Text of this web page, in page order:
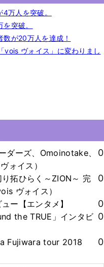
人を突破。
突破。
が20万人を達成！
ヴォイス」に変わりまし
ダーズ、Omoinotake、
ォイス）
0
り拓ひらく～ZION～ 完
ヴォイス）
0
ー【エンタメ】
0
the TRUE」インタビ 0
Fujiwara tour 2018
0